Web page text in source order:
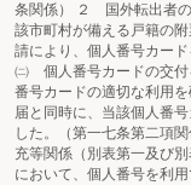
条関係） ２ 国外転出者
該市町村が備える戸籍の
請により、個人番号カー
㈡ 個人番号カードの交付
番号カードの適切な利用
届と同時に、当該個人番
した。（第一七条第二項
充等関係（別表第一及び
において、個人番号を利